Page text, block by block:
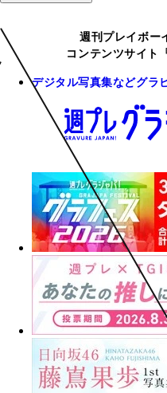
週刊プレイボー
コンテンツサイト
デジタル写真集などグラ